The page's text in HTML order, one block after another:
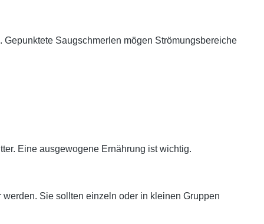
Saugschmerlen mögen Strömungsbereiche
Eine ausgewogene Ernährung ist wichtig.
Sie sollten einzeln oder in kleinen Gruppen